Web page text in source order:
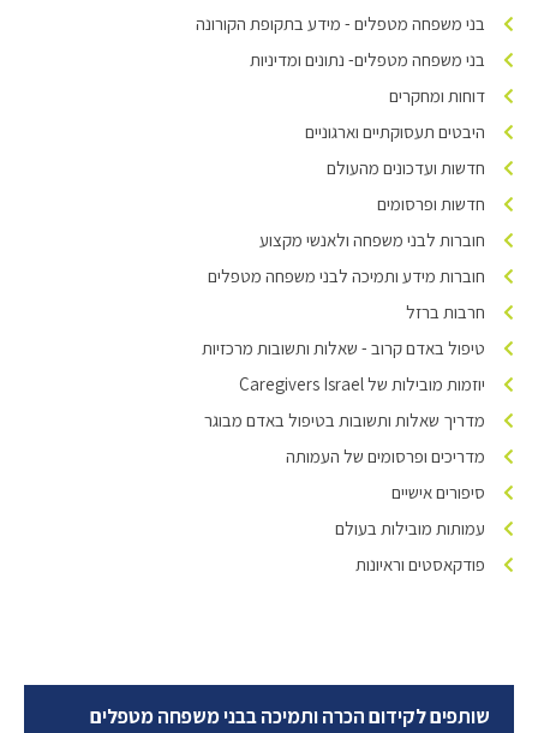
בני משפחה מטפלים - מידע בתקופת הקורונה
בני משפחה מטפלים- נתונים ומדיניות
דוחות ומחקרים
היבטים תעסוקתיים וארגוניים
חדשות ועדכונים מהעולם
חדשות ופרסומים
חוברות לבני משפחה ולאנשי מקצוע
חוברות מידע ותמיכה לבני משפחה מטפלים
חרבות ברזל
טיפול באדם קרוב - שאלות ותשובות מרכזיות
יוזמות מובילות של Caregivers Israel
מדריך שאלות ותשובות בטיפול באדם מבוגר
מדריכים ופרסומים של העמותה
סיפורים אישיים
עמותות מובילות בעולם
פודקאסטים וראיונות
שותפים לקידום הכרה ותמיכה בבני משפחה מטפלים